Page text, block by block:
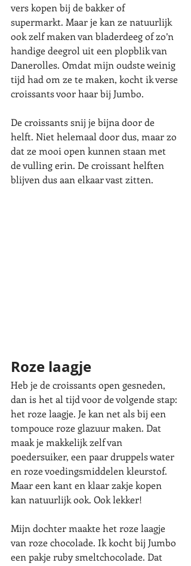
vers kopen bij de bakker of
supermarkt. Maar je kan ze natuurlijk
ook zelf maken van bladerdeeg of zo’n
handige deegrol uit een plopblik van
Danerolles. Omdat mijn oudste weinig
tijd had om ze te maken, kocht ik verse
croissants voor haar bij Jumbo.
De croissants snij je bijna door de
helft. Niet helemaal door dus, maar zo
dat ze mooi open kunnen staan met
de vulling erin. De croissant helften
blijven dus aan elkaar vast zitten.
Roze laagje
Heb je de croissants open gesneden,
dan is het al tijd voor de volgende stap:
het roze laagje. Je kan net als bij een
tompouce roze glazuur maken. Dat
maak je makkelijk zelf van
poedersuiker, een paar druppels water
en roze voedingsmiddelen kleurstof.
Maar een kant en klaar zakje kopen
kan natuurlijk ook. Ook lekker!
Mijn dochter maakte het roze laagje
van roze chocolade. Ik kocht bij Jumbo
een pakje ruby smeltchocolade. Dat